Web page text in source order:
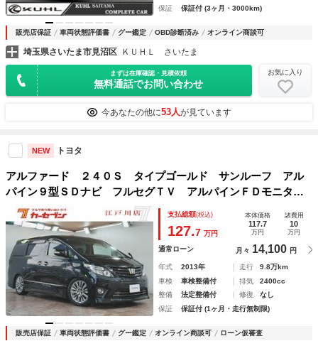
保証
保証付 (3ヶ月・3000km)
販売店保証 車両状態評価書 グー鑑定 OBD診断済み オンライン商談可
埼玉県さいたま市見沼区 ＫＵＨＬ さいたま
まずは在庫確認・見積依頼
無料通話でお問い合わせ
お気に入り
今あなたの他に53人が見ています
NEW トヨタ
アルファード ２４０Ｓ タイプゴールド サンルーフ アル
パイン９型ＳＤナビ フルセグＴＶ アルパインＦＤモニタ
ー ＨＫＳ車高調 両側パワースライドドア パワーバックド
ア 純正１８ＡＷ ハーフレザー ソナーセンサー アドミレ
ーションマフラー
支払総額(税込)
127.7 万円
本体価格
117.7
万円
諸費用
10
万円
通常ローン 月々 14,100 円
年式 2013年 走行
9.8万km
車検
車検整備付 排気
2400cc
整備
法定整備付 修復
なし
保証
保証付 (1ヶ月・走行無制限)
販売店保証 車両状態評価書 グー鑑定 オンライン商談可 ローン仮審査